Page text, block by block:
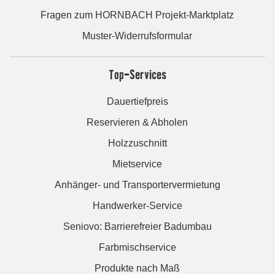
Fragen zum HORNBACH Projekt-Marktplatz
Muster-Widerrufsformular
Top-Services
Dauertiefpreis
Reservieren & Abholen
Holzzuschnitt
Mietservice
Anhänger- und Transportervermietung
Handwerker-Service
Seniovo: Barrierefreier Badumbau
Farbmischservice
Produkte nach Maß